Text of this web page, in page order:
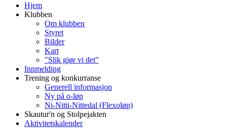
Hjem
Klubben
Om klubben
Styret
Bilder
Kart
"Slik gjør vi det"
Innmelding
Trening og konkurranse
Generell informasjon
Ny på o-løp
Ni-Nitti-Nittedal (Flexoløp)
Skautur'n og Stolpejakten
Aktivitetskalender